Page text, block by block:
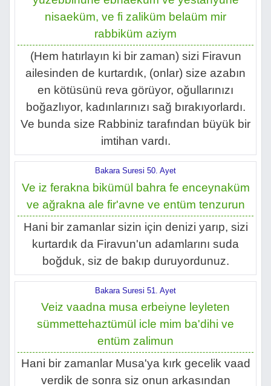
nisaeküm, ve fi zaliküm belaüm mir
rabbiküm aziym
(Hem hatırlayın ki bir zaman) sizi Firavun
ailesinden de kurtardık, (onlar) size azabın
en kötüsünü reva görüyor, oğullarınızı
boğazlıyor, kadınlarınızı sağ bırakıyorlardı.
Ve bunda size Rabbiniz tarafından büyük bir
imtihan vardı.
Bakara Suresi 50. Ayet
Ve iz ferakna bikümül bahra fe enceynaküm
ve ağrakna ale fir'avne ve entüm tenzurun
Hani bir zamanlar sizin için denizi yarıp, sizi
kurtardık da Firavun'un adamlarını suda
boğduk, siz de bakıp duruyordunuz.
Bakara Suresi 51. Ayet
Veiz vaadna musa erbeiyne leyleten
sümmettehaztümül icle mim ba'dihi ve
entüm zalimun
Hani bir zamanlar Musa'ya kırk gecelik vaad
verdik de sonra siz onun arkasından